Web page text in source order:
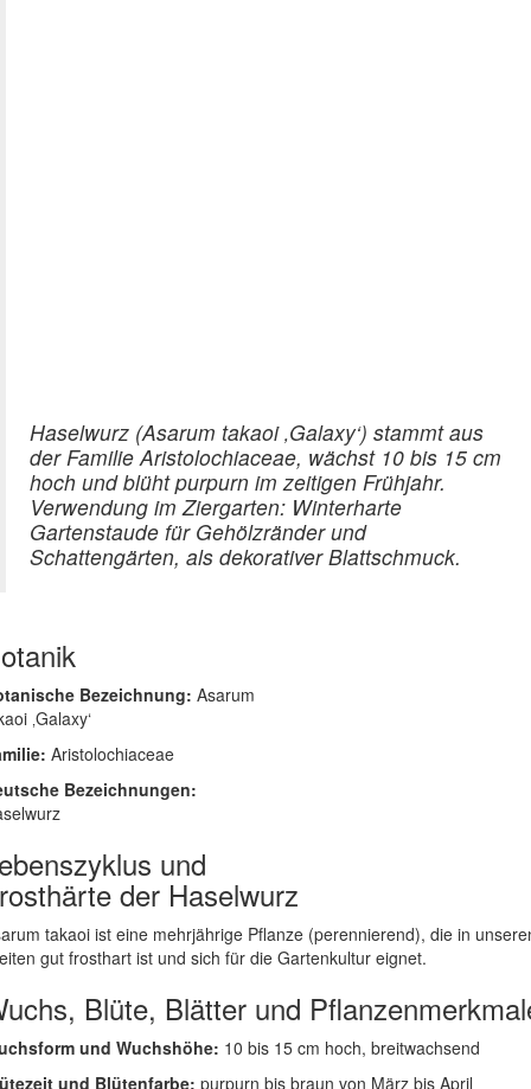
Haselwurz (Asarum takaoi ‚Galaxy‘) stammt aus
der Familie Aristolochiaceae, wächst 10 bis 15 cm
hoch und blüht purpurn im zeitigen Frühjahr.
Verwendung im Ziergarten: Winterharte
Gartenstaude für Gehölzränder und
Schattengärten, als dekorativer Blattschmuck.
Bezeichnung: Asarum
‚Galaxy‘
Aristolochiaceae
Bezeichnungen:
und
der Haselwurz
takaoi ist eine mehrjährige Pflanze (perennierend), die in
gut frosthart ist und sich für die Gartenkultur eignet.
Blüte, Blätter und
und Wuchshöhe: 10 bis 15 cm hoch, breitwachsend
und Blütenfarbe: purpurn bis braun von März bis April